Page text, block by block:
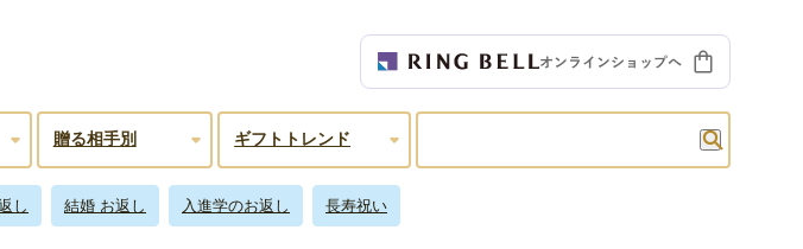
贈る相手別 ギフトトレンド
し 結婚 お返し 入進学のお返し 長寿祝い